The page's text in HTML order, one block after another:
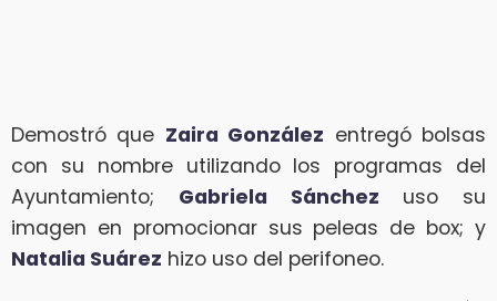
Demostró que Zaira González entregó bolsas
con su nombre utilizando los programas del
Ayuntamiento; Gabriela Sánchez uso su
imagen en promocionar sus peleas de box; y
Natalia Suárez hizo uso del perifoneo.